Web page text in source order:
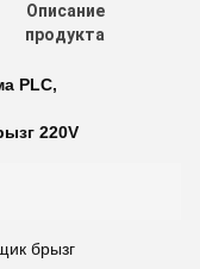
Описание
продукта
PLC,
220V
брызг